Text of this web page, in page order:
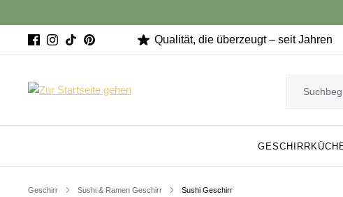
Qualität, die überzeugt – seit Jahren
GESCHIRR
Geschirr Sushi & Ramen Geschirr Sushi Geschirr